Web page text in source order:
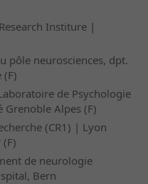
Institure |
pôle neurosciences, dpt.
de Psychologie
Alpes (F)
(CR1) | Lyon
de neurologie
Bern